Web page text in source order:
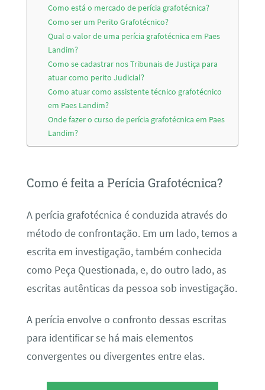
Como está o mercado de perícia grafotécnica?
Como ser um Perito Grafotécnico?
Qual o valor de uma perícia grafotécnica em Paes
Landim?
Como se cadastrar nos Tribunais de Justiça para
atuar como perito Judicial?
Como atuar como assistente técnico grafotécnico
em Paes Landim?
Onde fazer o curso de perícia grafotécnica em Paes
Landim?
Como é feita a Perícia Grafotécnica?
A perícia grafotécnica é conduzida através do
método de confrontação. Em um lado, temos a
escrita em investigação, também conhecida
como Peça Questionada, e, do outro lado, as
escritas autênticas da pessoa sob investigação.
A perícia envolve o confronto dessas escritas
para identificar se há mais elementos
convergentes ou divergentes entre elas.